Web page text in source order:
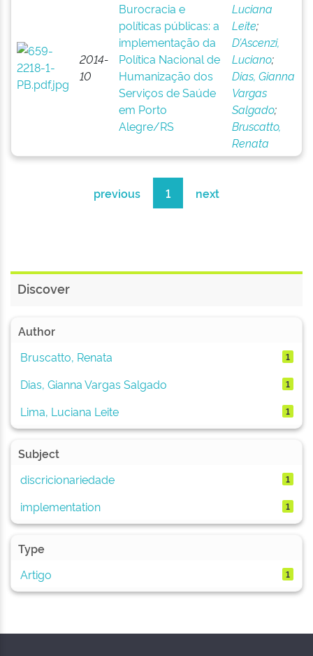
2014-
10
Burocracia e
políticas públicas: a
implementação da
Política Nacional de
Humanização dos
Serviços de Saúde
em Porto
Alegre/RS
Luciana
Leite;
D’Ascenzi,
Luciano;
Dias, Gianna
Vargas
Salgado;
Bruscatto,
Renata
previous 1 next
Discover
Author
Bruscatto, Renata
1
Dias, Gianna Vargas Salgado 1
Lima, Luciana Leite 1
Subject
discricionariedade
1
implementation 1
Type
Artigo
1